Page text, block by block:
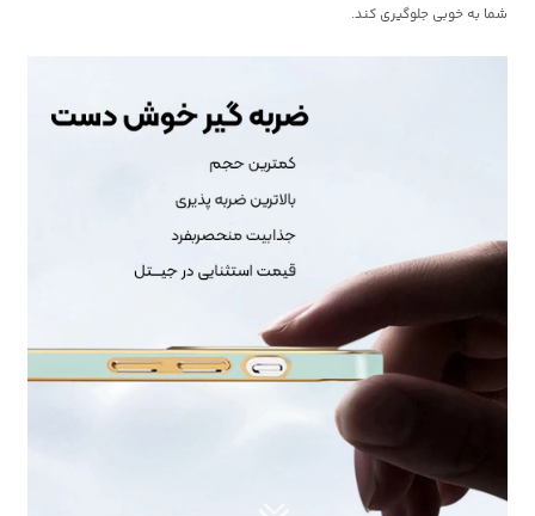
شما به خوبی جلوگیری کند.